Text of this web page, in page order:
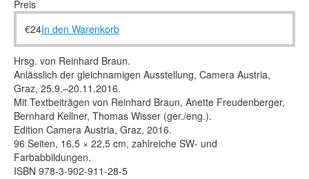
Preis
€24In den Warenkorb
Hrsg. von Reinhard Braun.
Anlässlich der gleichnamigen Ausstellung, Camera Austria,
Graz, 25.9.–20.11.2016.
Mit Textbeiträgen von Reinhard Braun, Anette Freudenberger,
Bernhard Kellner, Thomas Wisser (ger./eng.).
Edition Camera Austria, Graz, 2016.
96 Seiten, 16,5 × 22,5 cm, zahlreiche SW- und
Farbabbildungen.
ISBN 978-3-902-911-28-5